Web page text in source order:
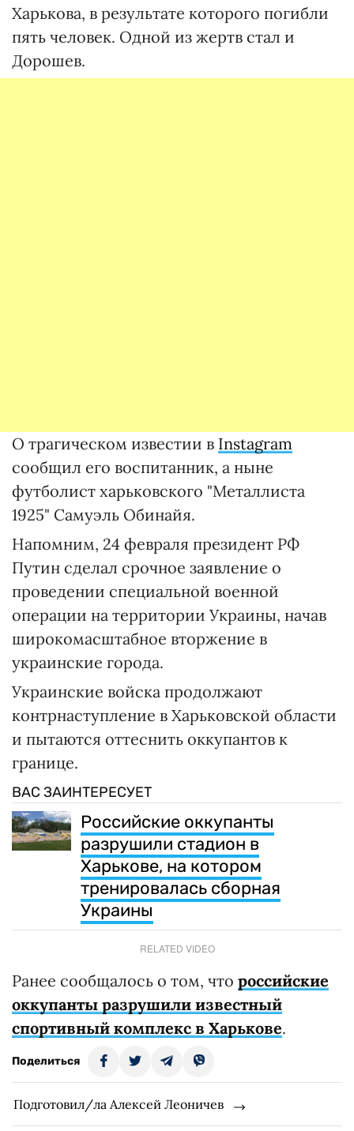
Харькова, в результате которого погибли
пять человек. Одной из жертв стал и
Дорошев.
О трагическом известии в Instagram
сообщил его воспитанник, а ныне
футболист харьковского "Металлиста
1925" Самуэль Обинайя.
Напомним, 24 февраля президент РФ
Путин сделал срочное заявление о
проведении специальной военной
операции на территории Украины, начав
широкомасштабное вторжение в
украинские города.
Украинские войска продолжают
контрнаступление в Харьковской области
и пытаются оттеснить оккупантов к
границе.
ВАС ЗАИНТЕРЕСУЕТ
Российские оккупанты
разрушили стадион в
Харькове, на котором
тренировалась сборная
Украины
RELATED VIDEO
Ранее сообщалось о том, что российские
оккупанты разрушили известный
спортивный комплекс в Харькове.
Поделиться
Подготовил/ла Алексей Леоничев